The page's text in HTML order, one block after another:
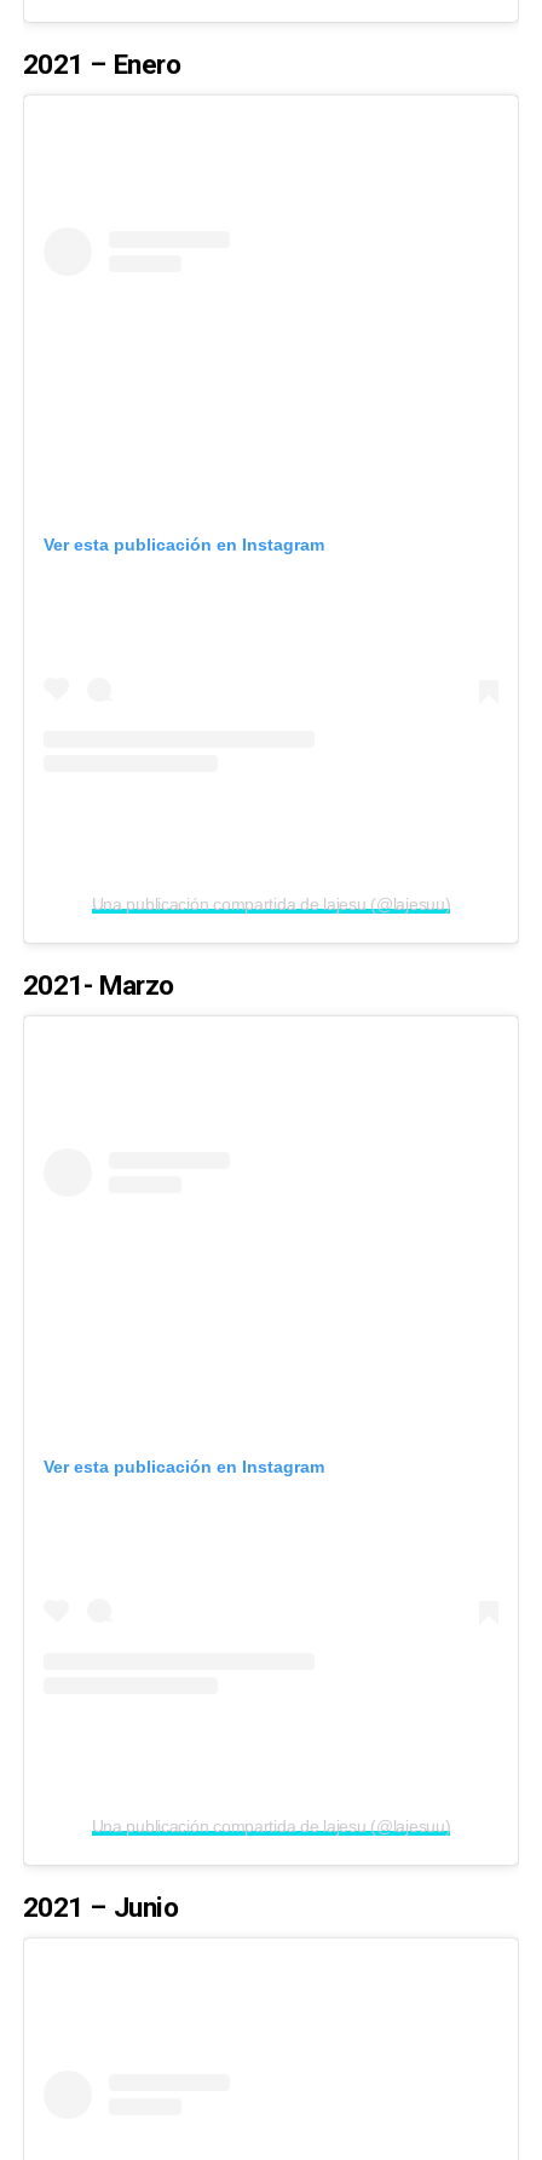
2021 – Enero
Ver esta publicación en Instagram
Una publicación compartida de lajesu (@lajesuu)
2021- Marzo
Ver esta publicación en Instagram
Una publicación compartida de lajesu (@lajesuu)
2021 – Junio